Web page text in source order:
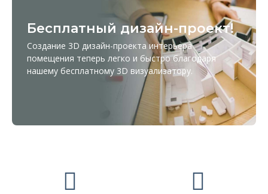
Бесплатный дизайн-проект!
Создание 3D дизайн-проекта интерьера
помещения теперь легко и быстро благодаря
нашему бесплатному 3D визуализатору.